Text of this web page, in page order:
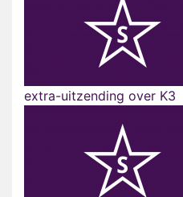
extra-uitzending over K3